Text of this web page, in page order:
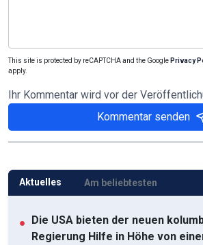
This site is protected by reCAPTCHA and the Google Privacy
apply.
Ihr Kommentar wird vor der
Kommentar senden
Aktuelles Am beliebtesten
● Die USA bieten der neuen
Regierung Hilfe in Höhe von